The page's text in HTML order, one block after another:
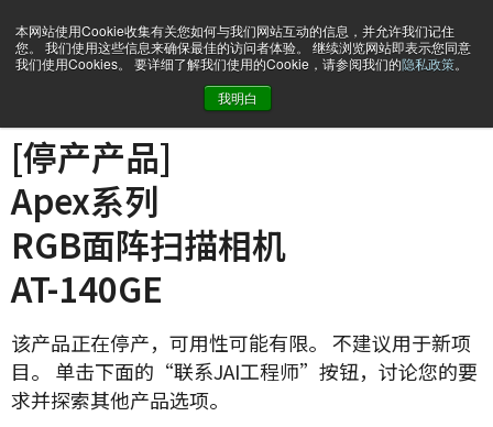
本网站使用Cookie收集有关您如何与我们网站互动的信息，并允许我们记住
您。 我们使用这些信息来确保最佳的访问者体验。 继续浏览网站即表示您同意
我们使用Cookies。 要详细了解我们使用的Cookie，请参阅我们的隐私政策。
我明白
[停产产品]
Apex系列
RGB面阵扫描相机
AT-140GE
该产品正在停产，可用性可能有限。 不建议用于新项
目。 单击下面的“联系JAI工程师”按钮，讨论您的要
求并探索其他产品选项。